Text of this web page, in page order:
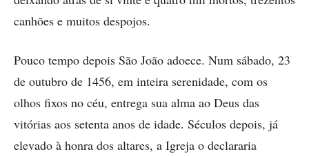
canhões e muitos despojos.
Pouco tempo depois São João adoece. Num sábado, 23
de outubro de 1456, em inteira serenidade, com os
olhos fixos no céu, entrega sua alma ao Deus das
vitórias aos setenta anos de idade. Séculos depois, já
elevado à honra dos altares, a Igreja o declararia